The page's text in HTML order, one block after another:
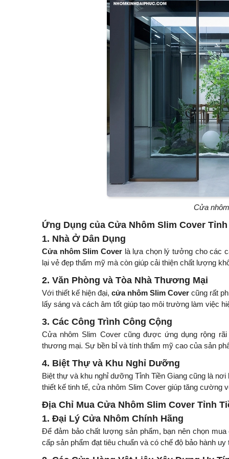
Cửa
Ứng Dụng của Cửa Nhôm Slim Cover
1. Nhà Ở Dân Dụng
Cửa nhôm Slim Coverlà lựa chọn lý tưởng cho các
lại vẻ đẹp thẩm mỹ mà còn giúp cải thiện chất lượng
2. Văn Phòng và Tòa Nhà Thương Mại
Với thiết kế hiện đại,cửa nhôm Slim Cover cũng rất
lấy sáng và cách âm tốt giúp tạo môi trường làm việc
3. Các Công Trình Công Cộng
Cửa nhôm Slim Cover cũng được ứng dụng rộng
thương mại. Sự bền bỉ và tính thẩm mỹ cao của sản
4. Biệt Thự và Khu Nghỉ Dưỡng
Biệt thự và khu nghỉ dưỡng Tỉnh Tiền Giang cũng là
thiết kế tinh tế, cửa nhôm Slim Cover giúp tăng cường
Địa Chỉ Mua Cửa Nhôm Slim Cover Tỉnh
1. Đại Lý Cửa Nhôm Chính Hãng
Để đảm bảo chất lượng sản phẩm, bạn nên chọn mua
cấp sản phẩm đạt tiêu chuẩn và có chế độ bảo hành